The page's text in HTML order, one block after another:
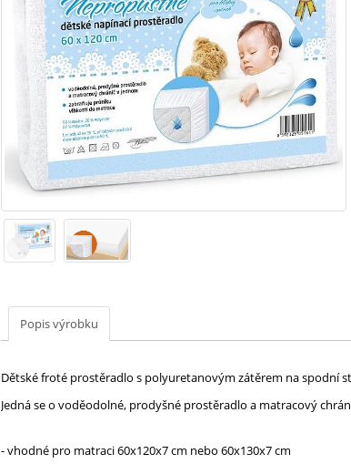
Popis výrobku
Dětské froté prostěradlo s polyuretanovým zátěrem na spodní
Jedná se o voděodolné, prodyšné prostěradlo a matracový
- vhodné pro matraci 60x120x7 cm nebo 60x130x7 cm